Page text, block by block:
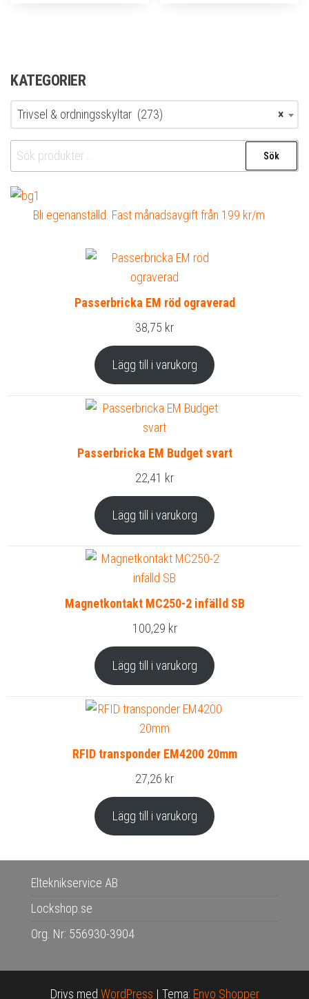
KATEGORIER
×
Trivsel & ordningsskyltar (273)
Sök
efter:
Sök
Bli egenanställd. Fast månadsavgift från 199 kr/m
Passerbricka EM röd ograverad
38,75 kr
Lägg till i varukorg
Passerbricka EM Budget svart
22,41 kr
Lägg till i varukorg
Magnetkontakt MC250-2 infälld SB
100,29 kr
Lägg till i varukorg
RFID transponder EM4200 20mm
27,26 kr
Lägg till i varukorg
Elteknikservice AB
Lockshop.se
Org. Nr: 556930-3904
Drivs med WordPress | Tema: Envo Shopper